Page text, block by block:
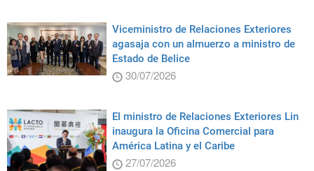
Viceministro de Relaciones Exteriores
agasaja con un almuerzo a ministro de
Estado de Belice
30/07/2026
El ministro de Relaciones Exteriores Lin
inaugura la Oficina Comercial para
América Latina y el Caribe
27/07/2026